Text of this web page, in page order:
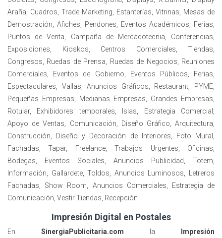
Araña, Cuadros, Trade Marketing, Estanterías, Vitrinas, Mesas de
Demostración, Afiches, Pendones, Eventos Académicos, Ferias,
Puntos de Venta, Campaña de Mercadotecnia, Conferencias,
Exposiciones, Kioskos, Centros Comerciales, Tiendas,
Congresos, Ruedas de Prensa, Ruedas de Negocios, Reuniones
Comerciales, Eventos de Gobierno, Eventos Públicos, Ferias,
Espectaculares, Vallas, Anuncios Gráficos, Restaurant, PYME,
Pequeñas Empresas, Medianas Empresas, Grandes Empresas,
Rotular, Exhibidores temporales, Islas, Estrategia Comercial,
Apoyo de Ventas, Comunicación, Diseño Gráfico, Arquitectura,
Construcción, Diseño y Decoración de Interiores, Foto Mural,
Fachadas, Tapar, Freelance, Trabajos Urgentes, Oficinas,
Bodegas, Eventos Sociales, Anuncios Publicidad, Totem,
Información, Gallardete, Toldos, Anuncios Luminosos, Letreros
Fachadas, Show Room, Anuncios Comerciales, Estrategia de
Comunicación, Vestir Tiendas, Recepción
Impresión Digital en Postales
En SinergiaPublicitaria.com la
Impresión